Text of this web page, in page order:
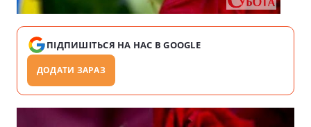
ПІДПИШІТЬСЯ НА НАС В GOOGLE
ДОДАТИ ЗАРАЗ